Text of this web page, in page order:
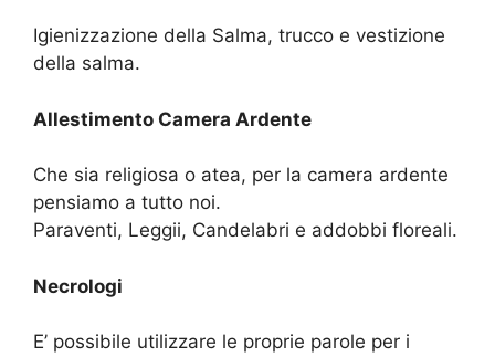
Igienizzazione della Salma, trucco e vestizione
della salma.
Allestimento Camera Ardente
Che sia religiosa o atea, per la camera ardente
pensiamo a tutto noi.
Paraventi, Leggii, Candelabri e addobbi floreali.
Necrologi
E’ possibile utilizzare le proprie parole per i